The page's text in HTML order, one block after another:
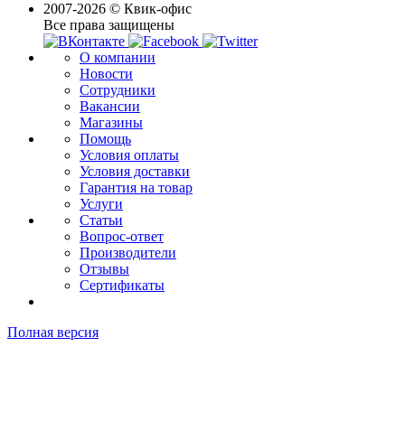
2007-2026 © Квик-офис
Все права защищены
О компании
Новости
Сотрудники
Вакансии
Магазины
Помощь
Условия оплаты
Условия доставки
Гарантия на товар
Услуги
Статьи
Вопрос-ответ
Производители
Отзывы
Сертификаты
Полная версия